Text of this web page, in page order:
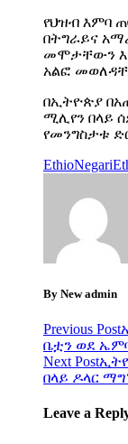
የህዝብ እምባ
በትግራይና
መሞታቸውን
አልፎ
በኢትዮጵያ
ሚሊየን በላይ
የመንግስታቱ
EthioNegari
By New admin
Previous Post
ቤቷን ወደ
Next Post
በላይ ዶላር
Leave a